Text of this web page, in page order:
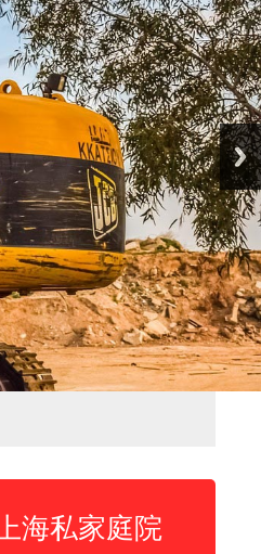
海私家庭院